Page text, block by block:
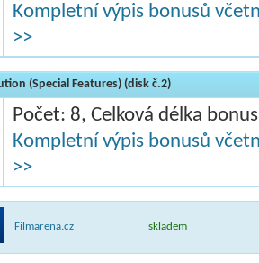
Kompletní výpis bonusů
>>
(Special Features) (disk č.2)
Počet: 8, Celková délka
Kompletní výpis bonusů
>>
Filmarena.cz skladem